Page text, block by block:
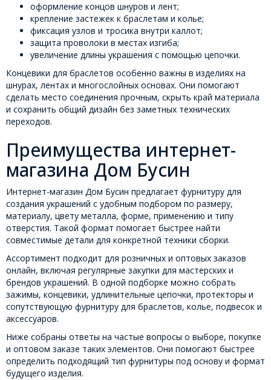
оформление концов шнуров и лент;
крепление застежек к браслетам и колье;
фиксация узлов и тросика внутри каллот;
защита проволоки в местах изгиба;
увеличение длины украшения с помощью цепочки.
Концевики для браслетов особенно важны в изделиях на
шнурах, лентах и многослойных основах. Они помогают
сделать место соединения прочным, скрыть край материала
и сохранить общий дизайн без заметных технических
переходов.
Преимущества интернет-
магазина Дом Бусин
Интернет-магазин Дом Бусин предлагает фурнитуру для
создания украшений с удобным подбором по размеру,
материалу, цвету металла, форме, применению и типу
отверстия. Такой формат помогает быстрее найти
совместимые детали для конкретной техники сборки.
Ассортимент подходит для розничных и оптовых заказов
онлайн, включая регулярные закупки для мастерских и
брендов украшений. В одной подборке можно собрать
зажимы, концевики, удлинительные цепочки, протекторы и
сопутствующую фурнитуру для браслетов, колье, подвесок и
аксессуаров.
Ниже собраны ответы на частые вопросы о выборе, покупке
и оптовом заказе таких элементов. Они помогают быстрее
определить подходящий тип фурнитуры под основу и формат
будущего изделия.